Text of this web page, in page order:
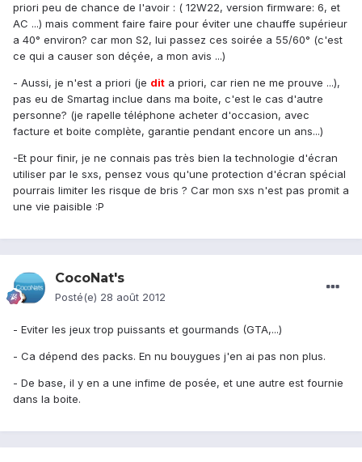
priori peu de chance de l'avoir : ( 12W22, version firmware: 6, et
AC ...) mais comment faire faire pour éviter une chauffe supérieur
a 40° environ? car mon S2, lui passez ces soirée a 55/60° (c'est
ce qui a causer son déçée, a mon avis ...)
- Aussi, je n'est a priori (je dit a priori, car rien ne me prouve ...),
pas eu de Smartag inclue dans ma boite, c'est le cas d'autre
personne? (je rapelle téléphone acheter d'occasion, avec
facture et boite complète, garantie pendant encore un ans...)
-Et pour finir, je ne connais pas très bien la technologie d'écran
utiliser par le sxs, pensez vous qu'une protection d'écran spécial
pourrais limiter les risque de bris ? Car mon sxs n'est pas promit a
une vie paisible :P
CocoNat's
Posté(e) 28 août 2012
- Eviter les jeux trop puissants et gourmands (GTA,...)
- Ca dépend des packs. En nu bouygues j'en ai pas non plus.
- De base, il y en a une infime de posée, et une autre est fournie
dans la boite.